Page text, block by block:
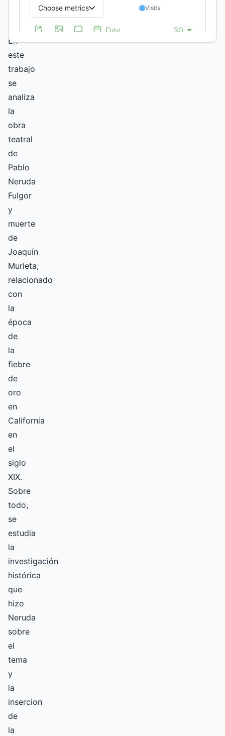
Resumen
En
este
trabajo
se
analiza
la
obra
teatral
de
Pablo
Neruda
Fulgor
y
muerte
de
Joaquín
Murieta,
relacionado
con
la
época
de
la
fiebre
de
oro
en
California
en
el
siglo
XIX.
Sobre
todo,
se
estudia
la
investigación
histórica
que
hizo
Neruda
sobre
el
tema
y
la
insercion
de
la